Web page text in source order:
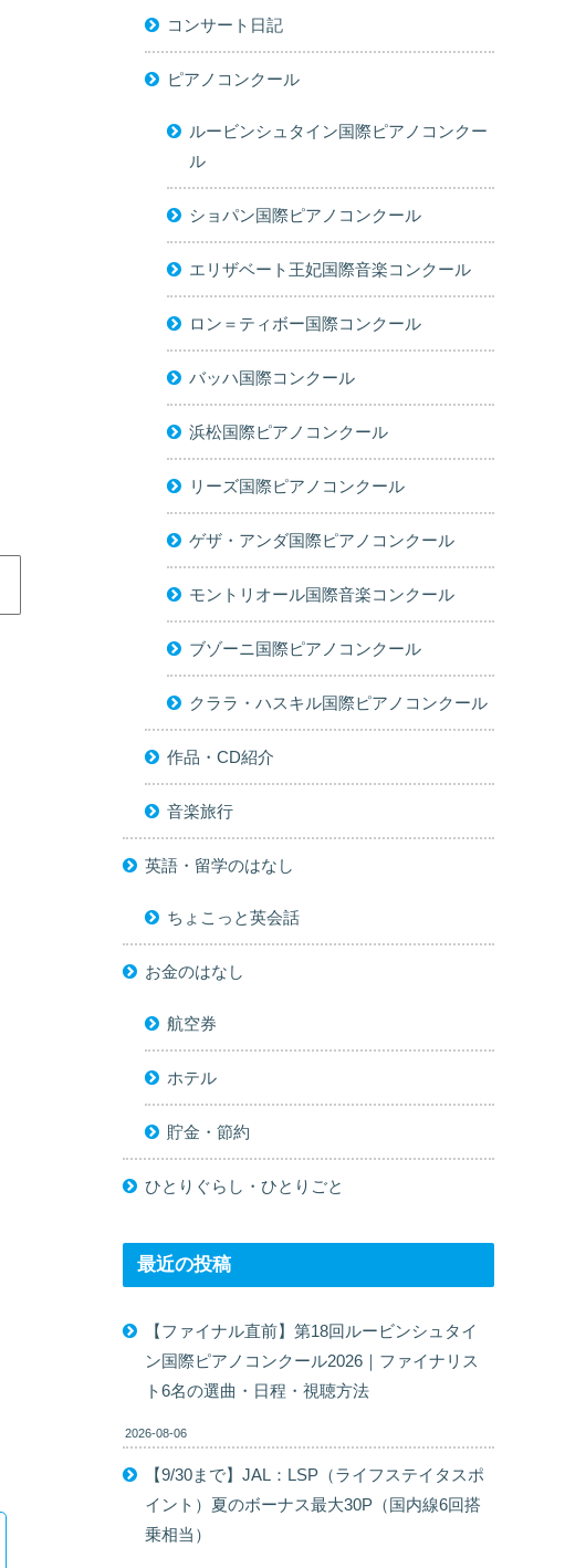
コンサート日記
ピアノコンクール
ルービンシュタイン国際ピアノコンクー
ル
ショパン国際ピアノコンクール
エリザベート王妃国際音楽コンクール
ロン＝ティボー国際コンクール
バッハ国際コンクール
浜松国際ピアノコンクール
リーズ国際ピアノコンクール
ゲザ・アンダ国際ピアノコンクール
モントリオール国際音楽コンクール
ブゾーニ国際ピアノコンクール
クララ・ハスキル国際ピアノコンクール
作品・CD紹介
音楽旅行
英語・留学のはなし
ちょこっと英会話
お金のはなし
航空券
ホテル
貯金・節約
ひとりぐらし・ひとりごと
最近の投稿
【ファイナル直前】第18回ルービンシュタイ
ン国際ピアノコンクール2026｜ファイナリス
ト6名の選曲・日程・視聴方法
2026-08-06
【9/30まで】JAL：LSP（ライフステイタスポ
イント）夏のボーナス最大30P（国内線6回搭
乗相当）